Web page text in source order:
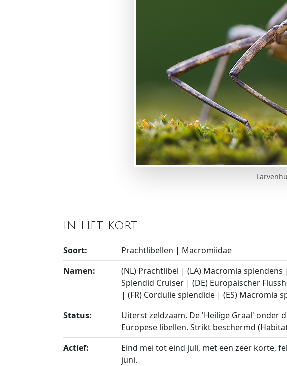
In het kort
Soort:
Prachtlibellen | Macromiidae
Namen:
(NL) Prachtlibel | (LA) Macromia splendens
Splendid Cruiser | (DE) Europäischer
| (FR) Cordulie splendide | (ES) Macromia
Status:
Uiterst zeldzaam. De 'Heilige Graal' onder
Europese libellen. Strikt beschermd
Actief:
Eind mei tot eind juli, met een zeer korte,
juni.